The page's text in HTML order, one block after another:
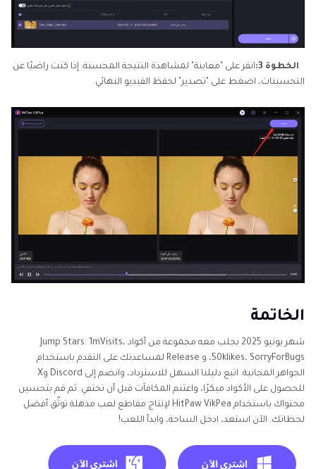
الخطوة 3:
انقر على "معاينة" لمشاهدة النتيجة المحسنة. إذا كنت راضيًا عن
التحسينات، اضغط على "تصدير" لحفظ الفيديو النهائي.
الخاتمة
شهر يونيو 2025 يجلب معه مجموعة من أكواد Jump Stars: 1mVisits،
50klikes، SorryForBugs، و Release لمساعدتك على التقدم باستخدام
الجواهر المجانية. اتبع دليلنا السهل للاسترداد، وانضم إلى Discord وX
للحصول على الأكواد مبكرًا، واغتنم المكافآت قبل أن تختفي. ثم قم بتحسين
محتواك باستخدام HitPaw VikPea لإنتاج مقاطع لعب مذهلة توثّق أفضل
لحظاتك. الآن استعد، ادخل الساحة، وابدأ اللعب!